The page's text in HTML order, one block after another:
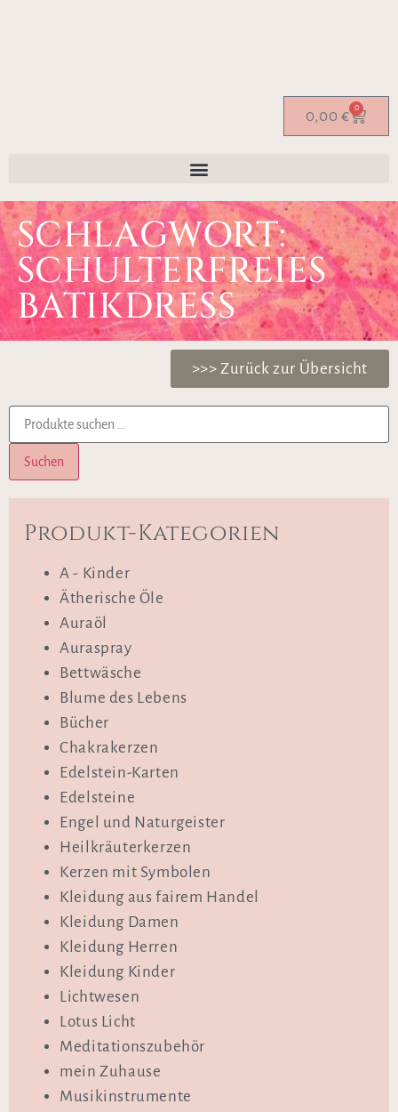
0,00 € 0
SCHLAGWORT:
SCHULTERFREIES
BATIKDRESS
>>> Zurück zur Übersicht
Suchen
Produkt-Kategorien
A - Kinder
Ätherische Öle
Auraöl
Auraspray
Bettwäsche
Blume des Lebens
Bücher
Chakrakerzen
Edelstein-Karten
Edelsteine
Engel und Naturgeister
Heilkräuterkerzen
Kerzen mit Symbolen
Kleidung aus fairem Handel
Kleidung Damen
Kleidung Herren
Kleidung Kinder
Lichtwesen
Lotus Licht
Meditationszubehör
mein Zuhause
Musikinstrumente